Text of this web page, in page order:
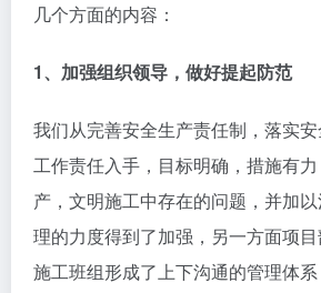
几个方面的内容：
1、加强组织领导，做好提起防范
我们从完善安全生产责任制，落实
工作责任入手，目标明确，措施有
产，文明施工中存在的问题，并加
理的力度得到了加强，另一方面项
施工班组形成了上下沟通的管理体